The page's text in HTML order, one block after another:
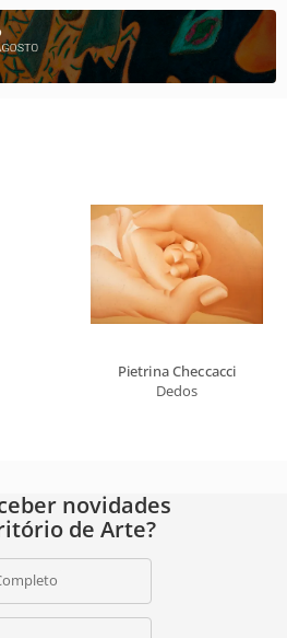
Pietrina Checcacci
Dedos
novidades
de Arte?